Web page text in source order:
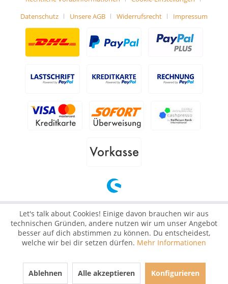
Datenschutz
Unsere AGB Widerrufsrecht Impressum
Let's talk about Cookies! Einige davon brauchen wir aus
technischen Gründen, andere nutzen wir um unser Angebot
besser auf dich abstimmen zu können. Du entscheidest,
welche wir bei dir setzen dürfen. Mehr Informationen
Ablehnen Alle akzeptieren Konfigurieren